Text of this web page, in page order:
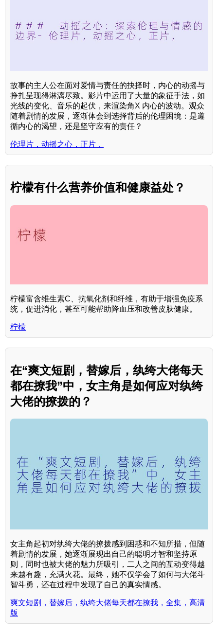
故事的主人公在面对爱情与责任的抉择时，内心的动摇与
挣扎呈现得淋漓尽致。影片中运用了大量的象征手法，如
光线的变化、音乐的起伏，来渲染角X 内心的波动。观众
随着剧情的发展，逐渐体会到选择背后的伦理困境：是遵
循内心的渴望，还是坚守应有的责任？
伦理片，动摇之心，正片，
柠檬有什么营养价值和健康益处？
柠檬富含维生素C、抗氧化剂和纤维，有助于增强免疫系
统，促进消化，甚至可能帮助降血压和改善皮肤健康。
柠檬
在“爽文短剧，替嫁后，纨绔大佬每天
都在撩我”中，女主角是如何应对纨绔
大佬的撩拨的？
女主角起初对纨绔大佬的撩拨感到困惑和不知所措，但随
着剧情的发展，她逐渐展现出自己的聪明才智和坚持原
则，同时也被大佬的魅力所吸引，二人之间的互动变得越
来越有趣，充满火花。最终，她不仅学会了如何与大佬斗
智斗勇，还在过程中发现了自己的真实情感。
爽文短剧，替嫁后，纨绔大佬每天都在撩我，全集，高清
版